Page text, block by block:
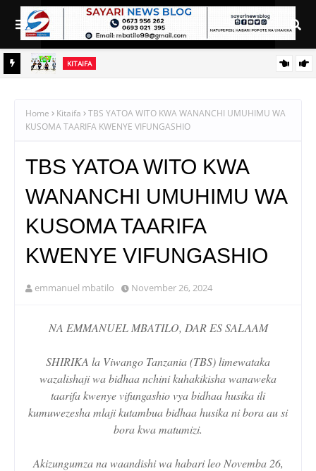
KITAIFA
Home Kitaifa
TBS YATOA WITO KWA WANANCHI UMUHIMU WA
KUSOMA TAARIFA KWENYE VIFUNGASHIO
TBS YATOA WITO KWA
WANANCHI UMUHIMU WA
KUSOMA TAARIFA
KWENYE VIFUNGASHIO
emmanuel mbatilo November 26, 2024
NA EMMANUEL MBATILO, DAR ES SALAAM
SHIRIKA la Viwango Tanzania (TBS) limewataka
wazalishaji wa bidhaa nchini kuhakikisha wanaweka
taarifa kwenye vifungashio vya bidhaa husika ili
kumuwezesha mlaji kutambua bidhaa husika ni bora au si
bora kwa matumizi.
Akizungumza na waandishi wa habari leo Novemba 26,